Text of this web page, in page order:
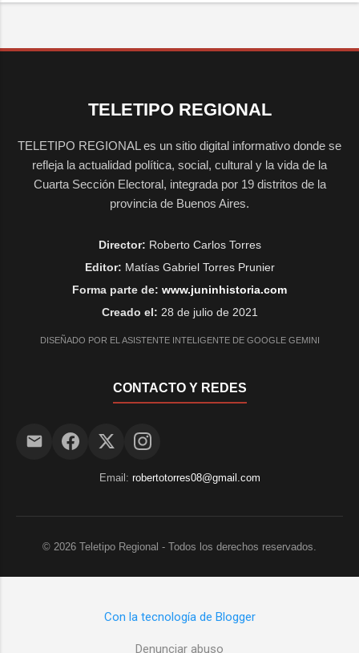
TELETIPO REGIONAL
TELETIPO REGIONAL es un sitio digital informativo donde se
refleja la actualidad política, social, cultural y la vida de la
Cuarta Sección Electoral, integrada por 19 distritos de la
provincia de Buenos Aires.
Director: Roberto Carlos Torres
Editor: Matías Gabriel Torres Prunier
Forma parte de: www.juninhistoria.com
Creado el: 28 de julio de 2021
DISEÑADO POR EL ASISTENTE INTELIGENTE DE GOOGLE GEMINI
CONTACTO Y REDES
Email: robertotorres08@gmail.com
© 2026 Teletipo Regional - Todos los derechos reservados.
Con la tecnología de Blogger
Denunciar abuso